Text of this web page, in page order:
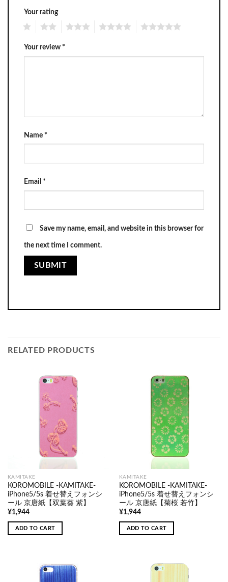
Your rating
Your review *
Name *
Email *
Save my name, email, and website in this browser for
the next time I comment.
RELATED PRODUCTS
KAMITAKE
KOROMOBILE -KAMITAKE-
iPhone5/5s 着せ替えフォンシ
ール 京唐紙【双葉葵 紫】
¥1,944
ADD TO CART
KAMITAKE
KOROMOBILE -KAMITAKE-
iPhone5/5s 着せ替えフォンシ
ール 京唐紙【菊桜 若竹】
¥1,944
ADD TO CART